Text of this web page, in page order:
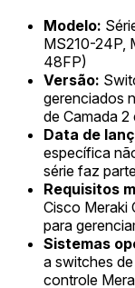
Modelo:
MS210-24P,
48FP)
Versão:
gerenciados
de Camada 2
Data de
específica
série faz
Requisitos
Cisco Meraki
para
Sistemas
a switches
controle